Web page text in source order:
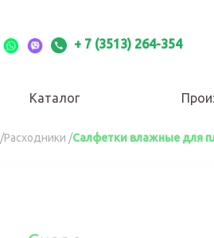
+ 7 (3513) 264-354
Каталог
/Расходники /Салфетки влажные для